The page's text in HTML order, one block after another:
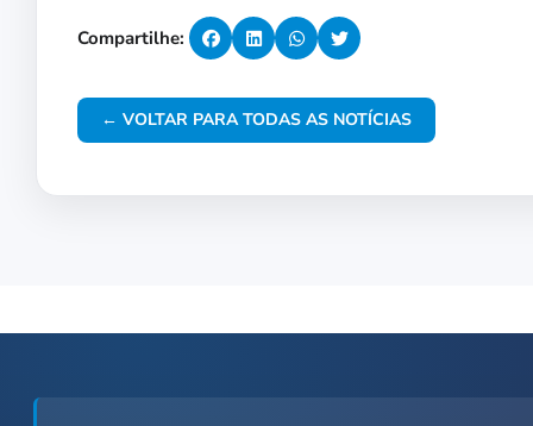
Compartilhe:
← VOLTAR PARA TODAS AS NOTÍCIAS